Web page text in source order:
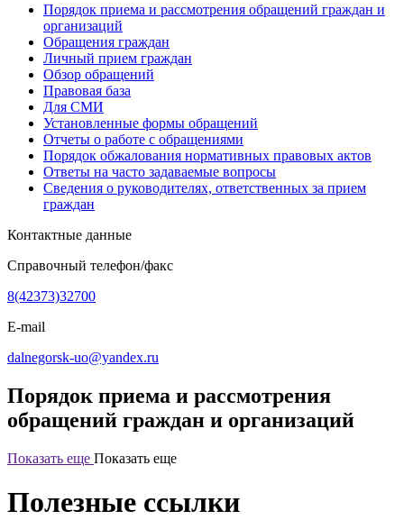
Порядок приема и рассмотрения обращений граждан и
организаций
Обращения граждан
Личный прием граждан
Обзор обращений
Правовая база
Для СМИ
Установленные формы обращений
Отчеты о работе с обращениями
Порядок обжалования нормативных правовых актов
Ответы на часто задаваемые вопросы
Сведения о руководителях, ответственных за прием
граждан
Контактные данные
Справочный телефон/факс
8(42373)32700
E-mail
dalnegorsk-uo@yandex.ru
Порядок приема и рассмотрения
обращений граждан и организаций
Показать еще Показать еще
Полезные ссылки